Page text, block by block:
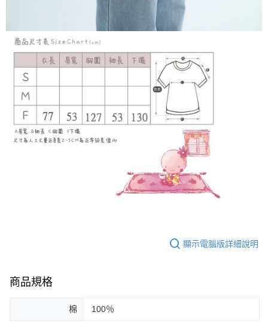
顯示電腦版詳細說明
商品規格
棉 100％